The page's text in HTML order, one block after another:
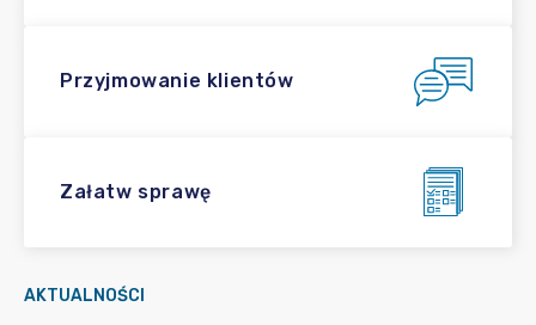
Przyjmowanie klientów
Załatw sprawę
AKTUALNOŚCI